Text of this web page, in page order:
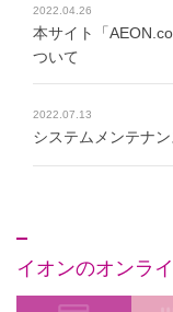
2022.04.26
本サイト「
ついて
2022.07.13
システムメンテナ
イオンのオンラ